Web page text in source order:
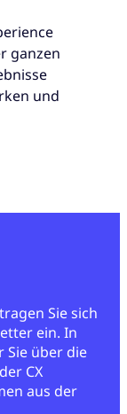
ganzen
und
Sie sich
ein. In
über die
CX
aus der